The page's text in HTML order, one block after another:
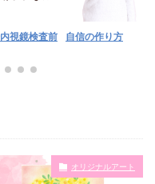
視鏡検査前
自信の作り方
ム
オリジナルアート